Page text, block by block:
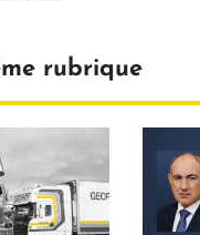
rubrique